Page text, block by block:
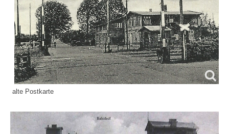
alte Postkarte